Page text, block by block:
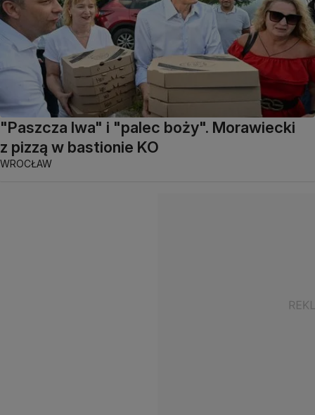
"Paszcza lwa" i "palec boży". Morawiecki
z pizzą w bastionie KO
WROCŁAW